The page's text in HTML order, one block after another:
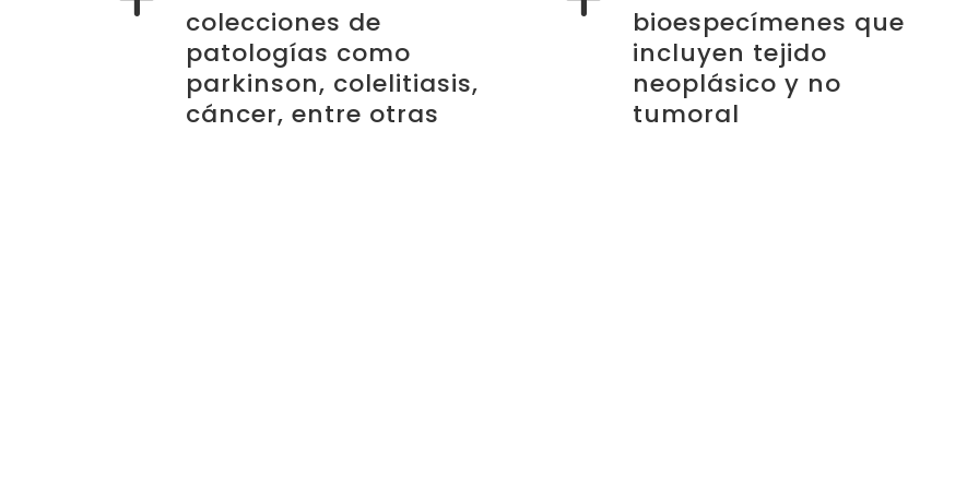
colecciones de
patologías como
parkinson, colelitiasis,
cáncer, entre otras
bioespecímenes que
incluyen tejido
neoplásico y no
tumoral